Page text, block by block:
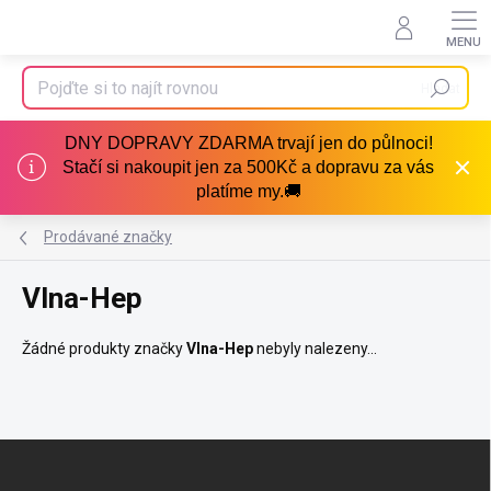
DNY DOPRAVY ZDARMA trvají jen do půlnoci!
Stačí si nakoupit jen za 500Kč a dopravu za vás
platíme my.🚚
Hledat
Prodávané značky
Vlna-Hep
Žádné produkty značkyVlna-Hepnebyly nalezeny...